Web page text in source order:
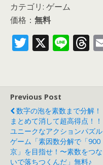
カテゴリ: ゲーム
価格： 無料
T
w
er
X Li
n
T
h
d
s
Previous Post
数字の泡を素数まで分解！
まとめて消して超高得点！！
ユニークなアクションパズル
ゲーム「素因数分解で「900
京」を目指せ！〜素数をつな
いで落ちつくんだ」無料♪